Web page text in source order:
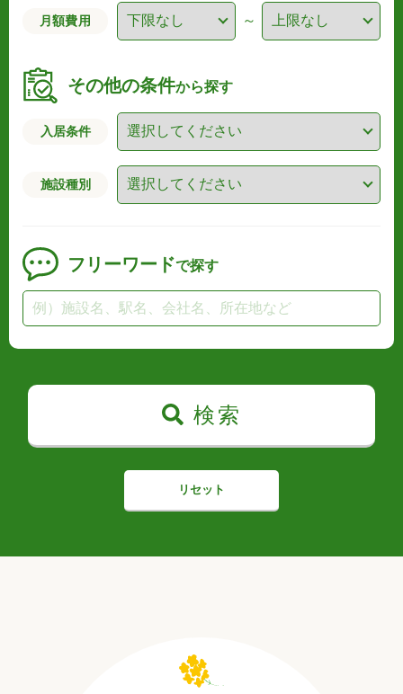
月額費用 ～
その他の条件から探す
入居条件
施設種別
フリーワードで探す
検索
リセット